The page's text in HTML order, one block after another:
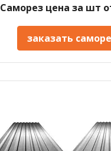
Саморез цена за шт
заказать